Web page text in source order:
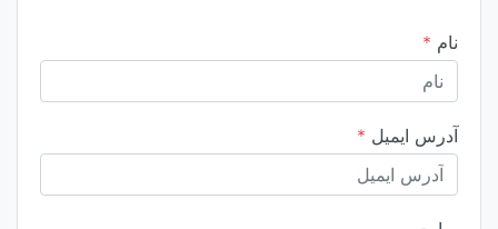
نام *
آدرس ایمیل *